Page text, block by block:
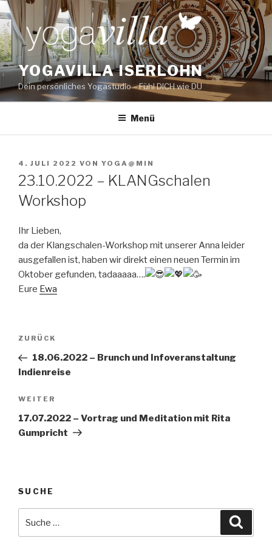
Zum
Inhalt
springen
YOGAVILLA ISERLOHN
Dein persönliches Yogastudio – Fühl DICH wie DU
Menü
VERÖFFENTLICHT
AM
4. JULI 2022 VON YOGA@MIN
23.10.2022 – KLANGschalen
Workshop
Ihr Lieben,
da der Klangschalen-Workshop mit unserer Anna leider
ausgefallen ist, haben wir direkt einen neuen Termin im
Oktober gefunden, tadaaaaa….
Eure Ewa
Beitragsnavigation
Vorheriger
Beitrag
ZURÜCK
18.06.2022 – Brunch und Infoveranstaltung
Indienreise
Nächster
Beitrag
WEITER
17.07.2022 – Vortrag und Meditation mit Rita
Gumpricht
SUCHE
nach: